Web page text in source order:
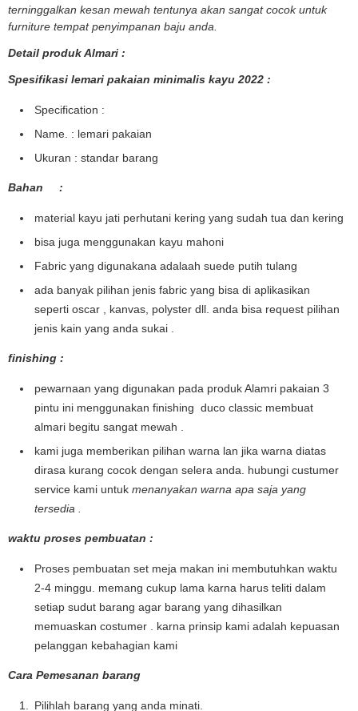
terninggalkan kesan mewah tentunya akan sangat cocok untuk
furniture tempat penyimpanan baju anda.
Detail produk Almari :
Spesifikasi lemari pakaian minimalis kayu 2022 :
Specification :
Name. : lemari pakaian
Ukuran : standar barang
Bahan :
material kayu jati perhutani kering yang sudah tua dan kering
bisa juga menggunakan kayu mahoni
Fabric yang digunakana adalaah suede putih tulang
ada banyak pilihan jenis fabric yang bisa di aplikasikan
seperti oscar , kanvas, polyster dll. anda bisa request pilihan
jenis kain yang anda sukai .
finishing :
pewarnaan yang digunakan pada produk Alamri pakaian 3
pintu ini menggunakan finishing duco classic membuat
almari begitu sangat mewah .
kami juga memberikan pilihan warna lan jika warna diatas
dirasa kurang cocok dengan selera anda. hubungi custumer
service kami untuk menanyakan warna apa saja yang
tersedia .
waktu proses pembuatan :
Proses pembuatan set meja makan ini membutuhkan waktu
2-4 minggu. memang cukup lama karna harus teliti dalam
setiap sudut barang agar barang yang dihasilkan
memuaskan costumer . karna prinsip kami adalah kepuasan
pelanggan kebahagian kami
Cara Pemesanan barang
Pilihlah barang yang anda minati.